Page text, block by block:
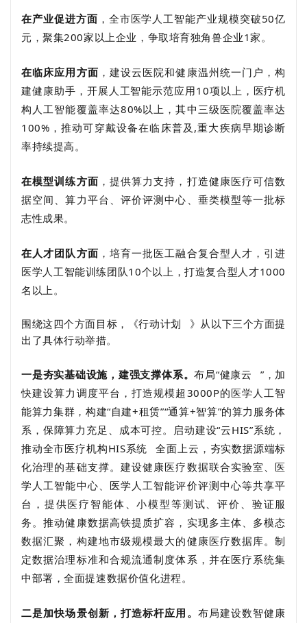
在产业促进方面 ，全市医学人工智能产业规模突破50亿
元，聚集200家以上企业，争取培育独角兽企业1家。
在临床应用方面 ，建设云医院和健康温州统一门户，构
建健康助手，开展人工智能示范应用10项以上，医疗机
构人工智能覆盖率达80%以上，其中三级医院覆盖率达
100%，推动可穿戴设备在临床普及,重大疾病早期诊断
率持续提高。
在模型训练方面 ，提供算力支持，打造健康医疗可信数
据空间、算力平台、评价评测中心、垂类模型等一批标
志性成果。
在人才团队方面 ， 培育一批医工融合复合型人才，引进
医学人工智能训练团队10个以上，打造复合型人才1000
名以上。
围绕这四个方面目标，《行动计划
》从以下三个方面提
出了具体行动举措。
一是夯实基础设施，建强支撑体系。布局“健康云
”，加
快建设算力调度平台，打造规模超3000P的医学人工智
能算力集群，构建“自建+租赁”“通算+智算”的算力服务体
系，保障算力充足、成本可控。启动建设“云HIS”系统，
推动全市医疗机构HIS系统
全面上云，夯实数据源端标
化治理的基础支撑。建设健康医疗数据联合实验室、医
学人工智能中心、医学人工智能评价评测中心等共享平
台，提供医疗智能体、小模型等测试、评价、验证服
务。推动健康数据高铁提质扩容，实现多主体、多模态
数据汇聚，构建地市级规模最大的健康医疗数据库。制
定数据治理标准和合规流通制度体系，并在医疗系统集
中部署，全面提速数据价值化进程。
二是加快场景创新，打造标杆应用。 布局建设数智健康